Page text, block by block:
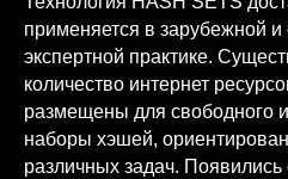
применяется в зарубежной и
экспертной практике.
количество интернет
размещены для свободного
наборы хэшей,
различных задач.